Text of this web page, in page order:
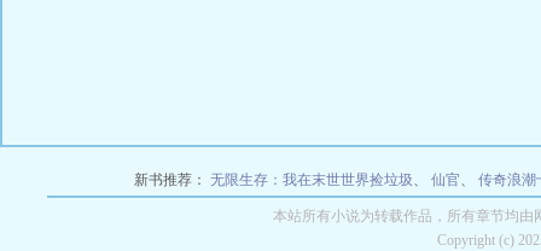
新书推荐： 无限生存：我在末世世界捡垃圾、 仙官、 传奇浪潮
本站所有小说为转载作品，所有章节均
Copyright (c)